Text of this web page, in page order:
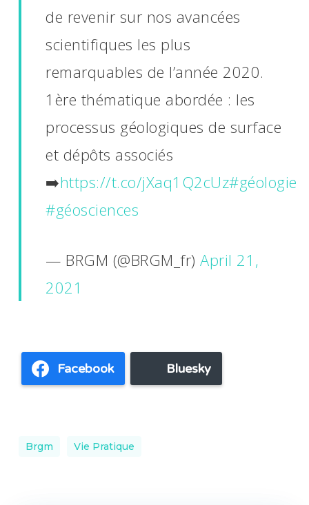
de revenir sur nos avancées
scientifiques les plus
remarquables de l’année 2020.
1ère thématique abordée : les
processus géologiques de surface
et dépôts associés
➡️https://t.co/jXaq1Q2cUz#géologie
#géosciences
— BRGM (@BRGM_fr)April 21,
2021
Facebook Bluesky
Brgm Vie Pratique